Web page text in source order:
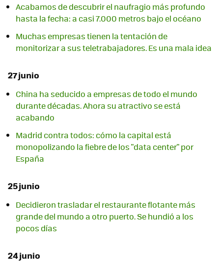
Acabamos de descubrir el naufragio más profundo
hasta la fecha: a casi 7.000 metros bajo el océano
Muchas empresas tienen la tentación de
monitorizar a sus teletrabajadores. Es una mala idea
27 junio
China ha seducido a empresas de todo el mundo
durante décadas. Ahora su atractivo se está
acabando
Madrid contra todos: cómo la capital está
monopolizando la fiebre de los "data center" por
España
25 junio
Decidieron trasladar el restaurante flotante más
grande del mundo a otro puerto. Se hundió a los
pocos días
24 junio